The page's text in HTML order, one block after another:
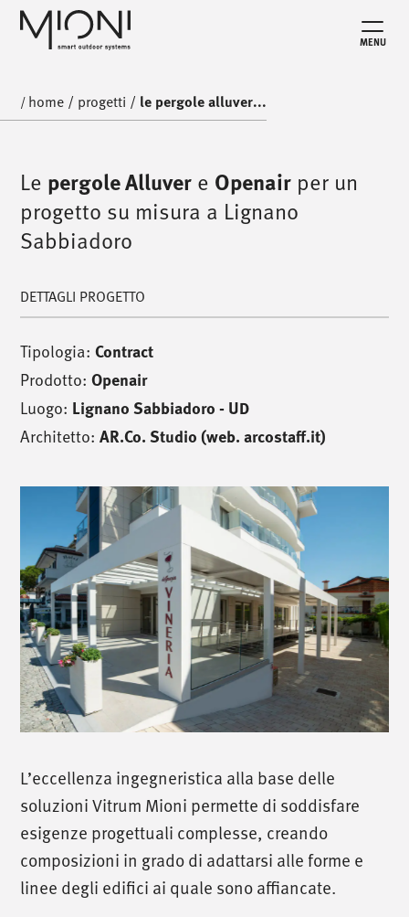
MENU
/home / progetti / le pergole alluver...
Le pergole Alluver e Openair per un
progetto su misura a Lignano
Sabbiadoro
L’eccellenza ingegneristica alla base delle
soluzioni Vitrum Mioni permette di soddisfare
esigenze progettuali complesse, creando
composizioni in grado di adattarsi alle forme e
linee degli edifici ai quale sono affiancate.
DETTAGLI PROGETTO
Tipologia: Contract
Prodotto: Openair
Luogo: Lignano Sabbiadoro - UD
Architetto: AR.Co. Studio (web. arcostaff.it)